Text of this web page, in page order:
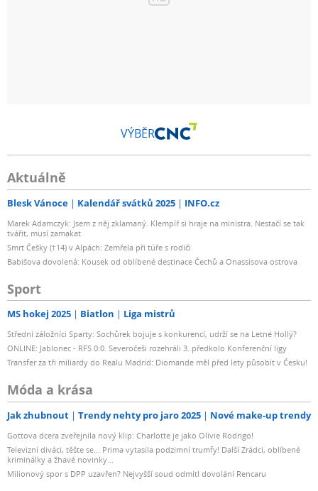
VÝBĚR
Aktuálně
Blesk Vánoce Kalendář svátků 2025 INFO.cz
Marek Adamczyk: Jsem z něj zklamaný. Klempíř si hraje na ministra. Nestačí se tak
tvářit, musí zamakat
Smrt Češky (†14) v Alpách: Zemřela při túře s rodiči
Babišova dovolená: Kousek od oblíbené destinace Čechů a Onassisova ostrova
Sport
MS hokej 2025 Biatlon Liga mistrů
Střední záložníci Sparty: Sochůrek bojuje s konkurencí, udrží se na Letné Hollý?
ONLINE: Jablonec - RFS 0:0. Severočeši rozehráli 3. předkolo Konferenční ligy
Transfer za tři miliardy do Realu Madrid: Diomande měl před lety působit v Česku!
Móda a krása
Jak zhubnout Trendy nehty pro jaro 2025 Nové make-up trendy
Gottova dcera zveřejnila nový klip: Charlotte je jako Olivie Rodrigo!
Televizní diváci, těšte se... Prima vytasila podzimní trumfy! Další Zrádci, oblíbené
kriminálky a žhavé novinky...
Milionový spor s DPP uzavřen? Nejvyšší soud odmítl dovolání Rencaru